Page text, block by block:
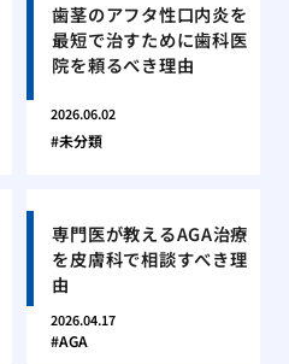
歯茎のアフタ性口内炎を
最短で治すために歯科医
院を頼るべき理由
2026.06.02
未分類
専門医が教えるAGA治療
を皮膚科で相談すべき理
由
2026.04.17
AGA